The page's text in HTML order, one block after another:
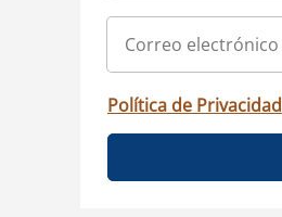
Política de Privacidad